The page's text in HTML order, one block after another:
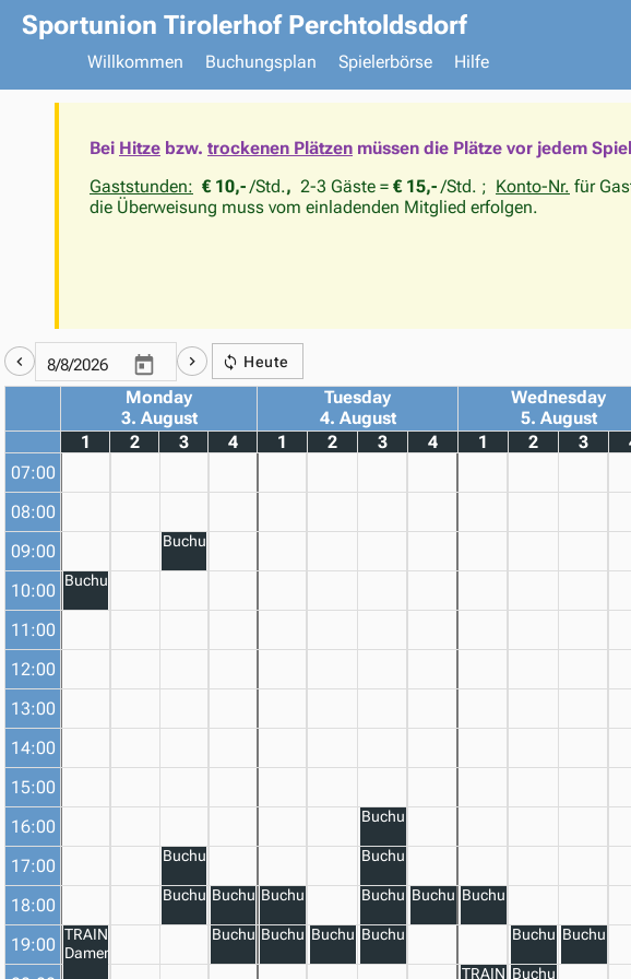
Sportunion Tirolerhof Perchtoldsdorf
Willkommen
Buchungsplan Spielerbörse Hilfe
Bei Hitze bzw. trockenen Plätzen müssen die Plätze vor jedem Spiel
Gaststunden: € 10,-/Std., 2-3 Gäste = € 15,-/Std. ; Konto-Nr. für
die Überweisung muss vom einladenden Mitglied erfolgen.
Heute
Monday
3. August
Tuesday
4. August
Wednesday
5. August
1
2 3 4 1 2 3 4 1 2 3
07:00
08:00
09:00
10:00
11:00
12:00
13:00
14:00
15:00
16:00
17:00
18:00
19:00
Buchung
TRAINING
Damen
Buchung
Buchung
BuchungBuchung
Buchung
Buchung
BuchungBuchung
Buchung
Buchung
Buchung
Buchung
BuchungBuchung
TRAINING
Buchung
Buchung
Buchung